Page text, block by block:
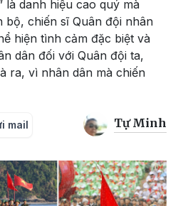
là danh hiệu cao quý mà
bộ, chiến sĩ Quân đội nhân
hiện tình cảm đặc biệt và
dân đối với Quân đội ta,
ra, vì nhân dân mà chiến
mail Tự Minh